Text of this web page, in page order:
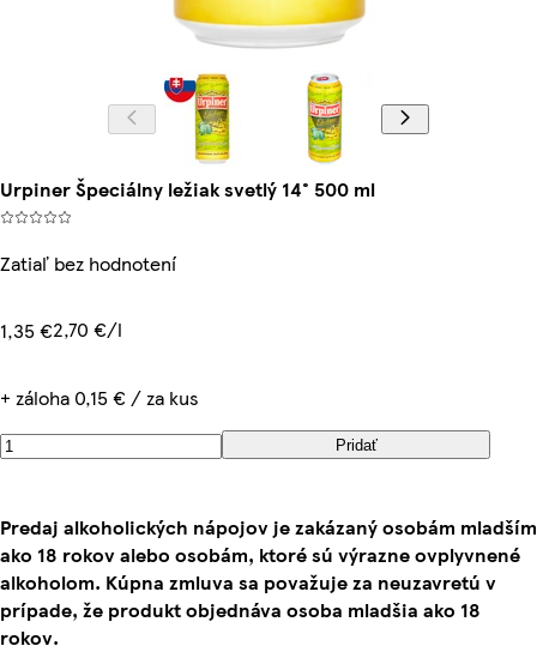
Urpiner Špeciálny ležiak svetlý 14° 500 ml
Zatiaľ bez hodnotení
1,35 €2,70 €/l
+ záloha 0,15 € / za kus
Pridať
Predaj alkoholických nápojov je zakázaný osobám mladším
ako 18 rokov alebo osobám, ktoré sú výrazne ovplyvnené
alkoholom. Kúpna zmluva sa považuje za neuzavretú v
prípade, že produkt objednáva osoba mladšia ako 18
rokov.